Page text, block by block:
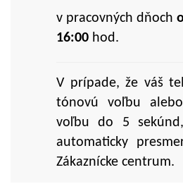
v pracovných dňoch
16:00 hod.
V prípade, že váš
tónovú voľbu
voľbu do 5
automaticky
Zákaznícke centrum.